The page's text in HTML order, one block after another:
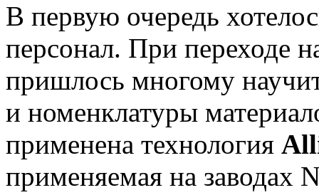
В первую очередь
персонал. При переходе
пришлось многому
и номенклатуры
применена технология
применяемая на заводах